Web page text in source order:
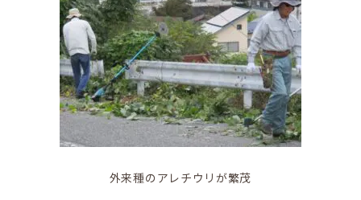
かなえの人特集
鼎地区の魅力
外来種のアレチウリが繁茂